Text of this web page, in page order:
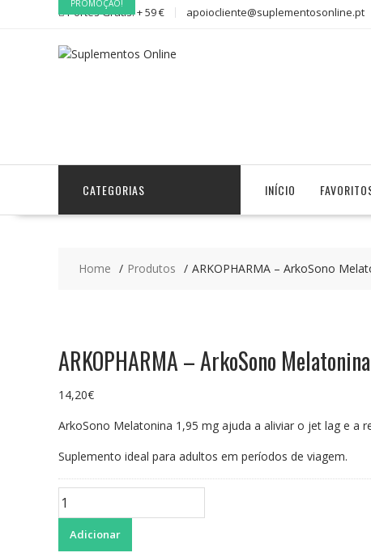
Portes Gratis: + 59 € apoiocliente@suplementosonline.pt
CATEGORIAS INÍCIO
Home Produtos ARKOPHARMA – ArkoSono
ARKOPHARMA – ArkoSono
14,20€
ArkoSono Melatonina 1,95 mg ajuda a aliviar o jet lag e a
Suplemento ideal para adultos em períodos de viagem.
Quantidade
de
ARKOPHARMA
-
Adicionar
PROMOÇÃO!
PROMOÇÃO!